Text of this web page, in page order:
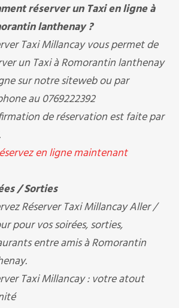
réserver un Taxi en ligne à
lanthenay ?
Taxi Millancay vous permet de
un Taxi à Romorantin lanthenay
sur notre siteweb ou par
au 0769222392
de réservation est faite par
en ligne maintenant
/ Sorties
Réserver Taxi Millancay Aller /
pour vos soirées, sorties,
entre amis à Romorantin
Taxi Millancay : votre atout